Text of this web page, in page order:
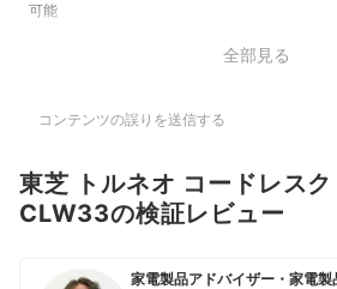
可能
全部見る
コンテンツの誤りを送信する
東芝 トルネオ コードレス
CLW33の検証レビュー
家電製品アドバイザー・家電